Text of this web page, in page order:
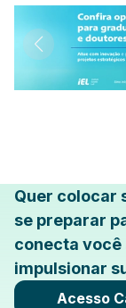
Quer colocar
se preparar
conecta você
impulsionar
Acesso